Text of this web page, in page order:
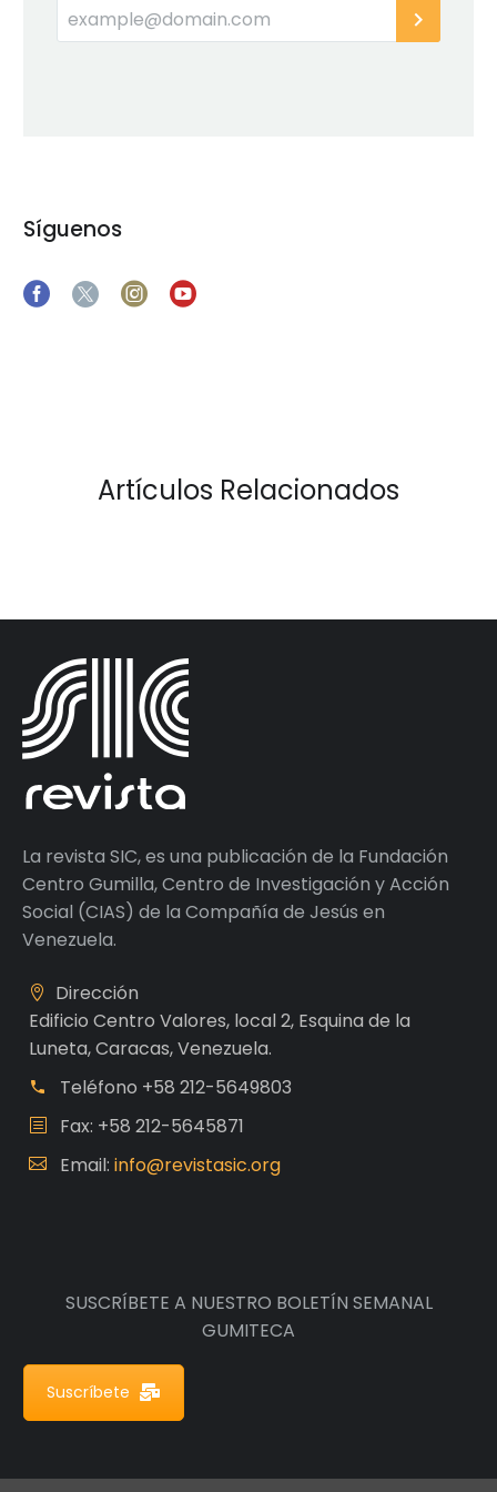
Síguenos
Artículos Relacionados
La revista SIC, es una publicación de la Fundación
Centro Gumilla, Centro de Investigación y Acción
Social (CIAS) de la Compañía de Jesús en
Venezuela.
Dirección
Edificio Centro Valores, local 2, Esquina de la
Luneta, Caracas, Venezuela.
Teléfono +58 212-5649803
Fax: +58 212-5645871
Email: info@revistasic.org
SUSCRÍBETE A NUESTRO BOLETÍN SEMANAL
GUMITECA
Suscríbete